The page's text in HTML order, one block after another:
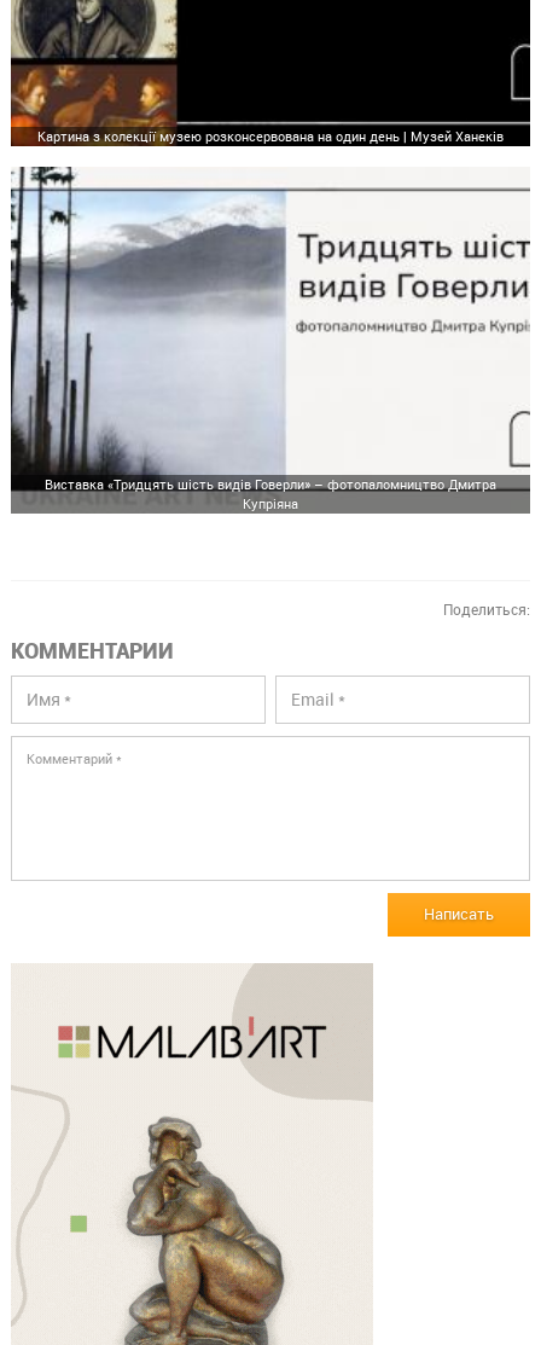
Картина з колекції музею розконсервована на один день | Музей Ханеків
Виставка «Тридцять шість видів Говерли» – фотопаломництво Дмитра
Купріяна
Поделиться:
КОММЕНТАРИИ
Написать